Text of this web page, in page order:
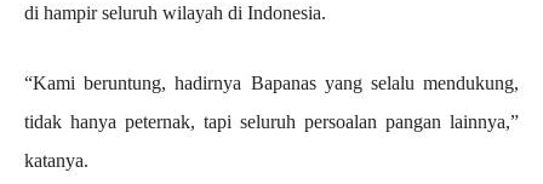
di hampir seluruh wilayah di Indonesia.
“Kami beruntung, hadirnya Bapanas yang selalu mendukung,
tidak hanya peternak, tapi seluruh persoalan pangan lainnya,”
katanya.